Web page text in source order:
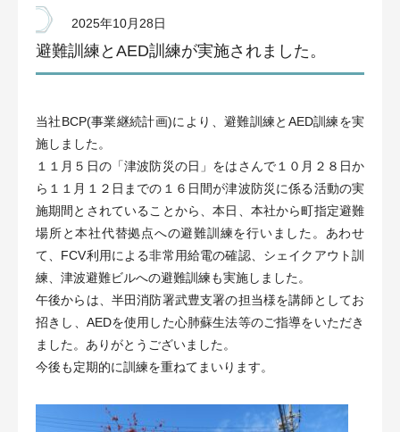
2025年10月28日
避難訓練とAED訓練が実施されました。
当社BCP(事業継続計画)により、避難訓練とAED訓練を実
施しました。
１１月５日の「津波防災の日」をはさんで１０月２８日か
ら１１月１２日までの１６日間が津波防災に係る活動の実
施期間とされていることから、本日、本社から町指定避難
場所と本社代替拠点への避難訓練を行いました。あわせ
て、FCV利用による非常用給電の確認、シェイクアウト訓
練、津波避難ビルへの避難訓練も実施しました。
午後からは、半田消防署武豊支署の担当様を講師としてお
招きし、AEDを使用した心肺蘇生法等のご指導をいただき
ました。ありがとうございました。
今後も定期的に訓練を重ねてまいります。